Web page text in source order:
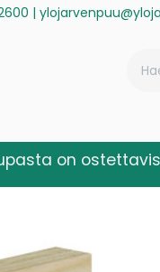
|
on